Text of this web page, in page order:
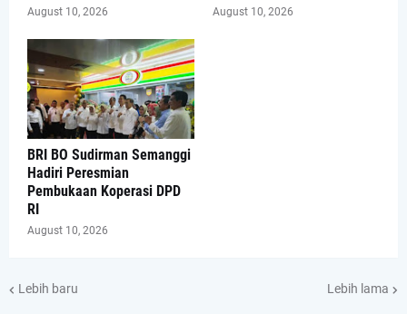
August 10, 2026 August 10, 2026
BRI BO Sudirman Semanggi
Hadiri Peresmian
Pembukaan Koperasi DPD
RI
August 10, 2026
Lebih baru Lebih lama